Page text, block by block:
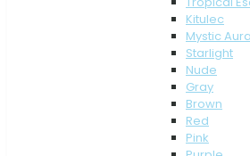
Kitulec
Mystic Aura
Starlight
Nude
Gray
Brown
Red
Pink